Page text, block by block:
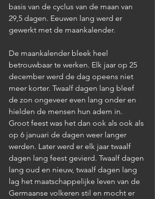
basis van de cyclus van de maan van
29,5 dagen. Eeuwen lang werd er
gewerkt met de maankalender.
De maankalender bleek heel
betrouwbaar te werken. Elk jaar op 25
december werd de dag opeens niet
meer korter. Twaalf dagen lang bleef
de zon ongeveer even lang onder en
hielden de mensen hun adem in.
Groot feest was het dan ook als ook als
op 6 januari de dagen weer langer
werden. Later werd er elk jaar twaalf
dagen lang feest gevierd. Twaalf dagen
lang oud en nieuw, twaalf dagen lang
lag het maatschappelijke leven van de
Germaanse volkeren stil en mocht er